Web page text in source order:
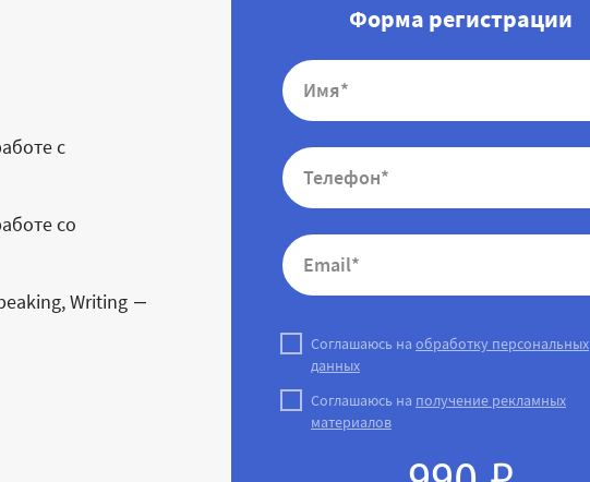
с
со
Writing —
Форма регистрации
Соглашаюсь на обработку персональных
данных
Соглашаюсь на получение рекламных
материалов